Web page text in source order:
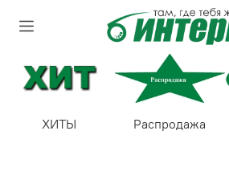
ХИТЫ Распродажа